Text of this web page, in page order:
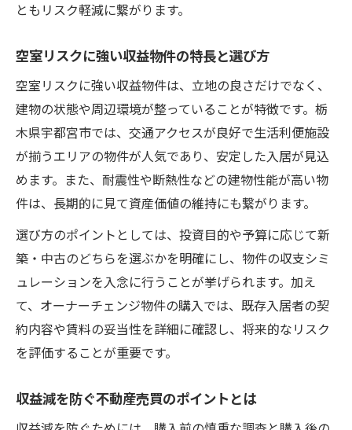
ともリスク軽減に繋がります。
空室リスクに強い収益物件の特長と選び方
空室リスクに強い収益物件は、立地の良さだけでなく、
建物の状態や周辺環境が整っていることが特徴です。栃
木県宇都宮市では、交通アクセスが良好で生活利便施設
が揃うエリアの物件が人気であり、安定した入居が見込
めます。また、耐震性や断熱性などの建物性能が高い物
件は、長期的に見て資産価値の維持にも繋がります。
選び方のポイントとしては、投資目的や予算に応じて新
築・中古のどちらを選ぶかを明確にし、物件の収支シミ
ュレーションを入念に行うことが挙げられます。加え
て、オーナーチェンジ物件の購入では、既存入居者の契
約内容や賃料の妥当性を詳細に確認し、将来的なリスク
を評価することが重要です。
収益減を防ぐ不動産売買のポイントとは